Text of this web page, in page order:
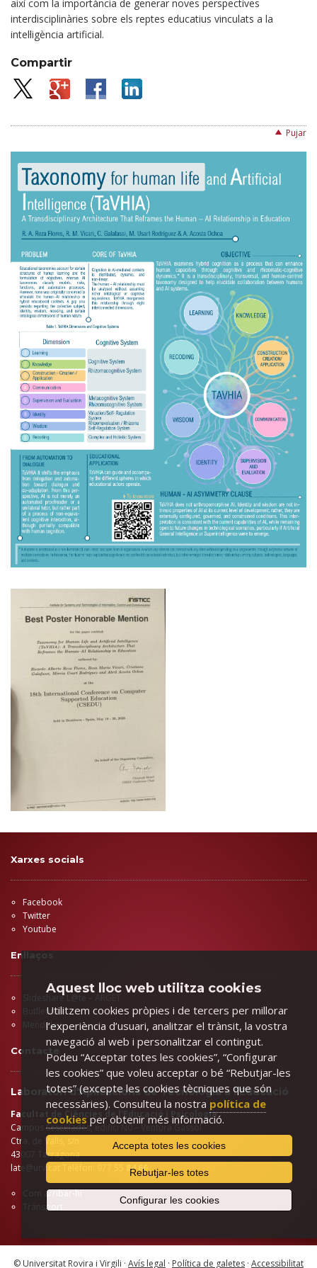
així com la importància de generar noves perspectives
interdisciplinàries sobre els reptes educatius vinculats a la
intel·ligència artificial.
Compartir
Pujar
Xarxes socials
Facebook
Twitter
Youtube
Enllaços
Slideshare L@te – ARGET
Butlletins
Mendeley
Contacte
Laboratori d'Aplicacions de Tecnologia a l'Educació
Facultat de Ciències de l'Educació i Psicologia
Campus Sescelades, edifici N0 – Ventura Gassol
Ctra. de Valls, s/n
43007 Tarragona
late@urv.cat
84 66
Com arribar-hi
Transport
© Universitat Rovira i Virgili · Avís legal · Política de galetes · Accessibilitat
Aquest lloc web utilitza cookies
Utilitzem cookies pròpies i de tercers per millorar
l’experiència d’usuari, analitzar el trànsit, la vostra
navegació al web i personalitzar el contingut.
Podeu “Acceptar totes les cookies”, “Configurar
les cookies” que voleu acceptar o bé “Rebutjar-les
totes” (excepte les cookies tècniques que són
necessàries). Consulteu la nostra política de
cookies per obtenir més informació.
Accepta totes les cookies
Rebutjar-les totes
Configurar les cookies